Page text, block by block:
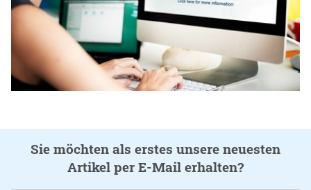
Sie möchten als erstes unsere neuesten
Artikel per E-Mail erhalten?